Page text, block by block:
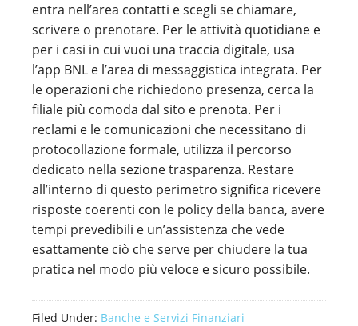
entra nell’area contatti e scegli se chiamare,
scrivere o prenotare. Per le attività quotidiane e
per i casi in cui vuoi una traccia digitale, usa
l’app BNL e l’area di messaggistica integrata. Per
le operazioni che richiedono presenza, cerca la
filiale più comoda dal sito e prenota. Per i
reclami e le comunicazioni che necessitano di
protocollazione formale, utilizza il percorso
dedicato nella sezione trasparenza. Restare
all’interno di questo perimetro significa ricevere
risposte coerenti con le policy della banca, avere
tempi prevedibili e un’assistenza che vede
esattamente ciò che serve per chiudere la tua
pratica nel modo più veloce e sicuro possibile.
Filed Under: Banche e Servizi Finanziari